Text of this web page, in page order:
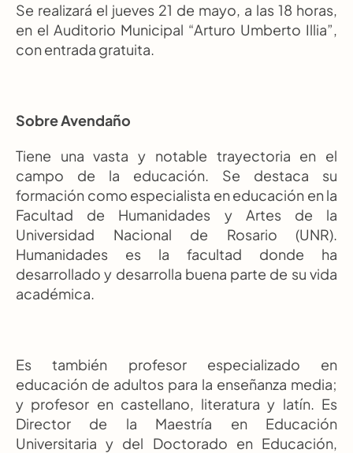
Se realizará el jueves 21 de mayo, a las 18 horas,
en el Auditorio Municipal “Arturo Umberto Illia”,
con entrada gratuita.
Sobre Avendaño
Tiene una vasta y notable trayectoria en el
campo de la educación. Se destaca su
formación como especialista en educación en la
Facultad de Humanidades y Artes de la
Universidad Nacional de Rosario (UNR).
Humanidades es la facultad donde ha
desarrollado y desarrolla buena parte de su vida
académica.
Es también profesor especializado en
educación de adultos para la enseñanza media;
y profesor en castellano, literatura y latín. Es
Director de la Maestría en Educación
Universitaria y del Doctorado en Educación,